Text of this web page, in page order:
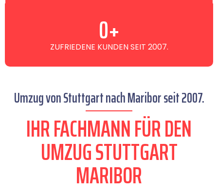
ZUFRIEDENE KUNDEN SEIT 2007.
0+
Umzug von Stuttgart nach Maribor seit 2007.
IHR FACHMANN FÜR DEN
UMZUG STUTTGART
MARIBOR